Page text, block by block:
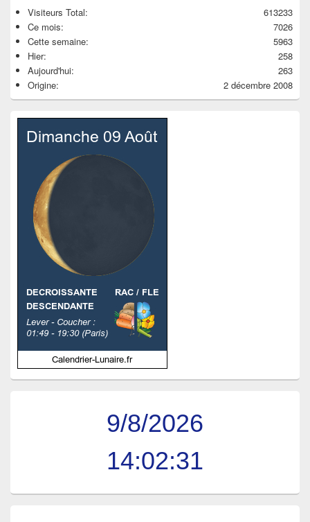
613233
Visiteurs Total:
7026
Ce mois:
5963
Cette semaine:
258
Hier:
263
Aujourd'hui:
2 décembre 2008
Origine:
9/8/2026
14:02:31